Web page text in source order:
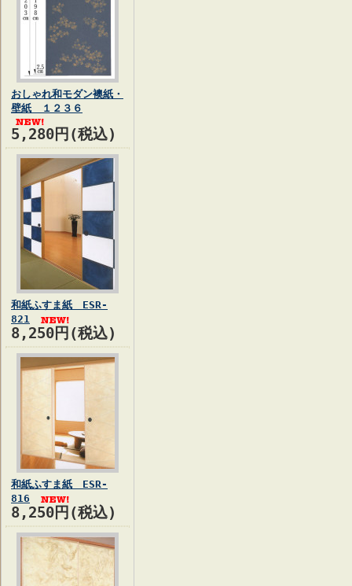
おしゃれ和モダン襖紙・
壁紙 １２３６
5,280円(税込)
和紙ふすま紙 ESR-
821
8,250円(税込)
和紙ふすま紙 ESR-
816
8,250円(税込)